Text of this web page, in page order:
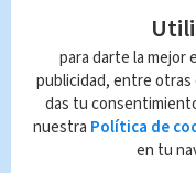
para darte la mejor
publicidad, entre otras
das tu
nuestra Política de
en tu